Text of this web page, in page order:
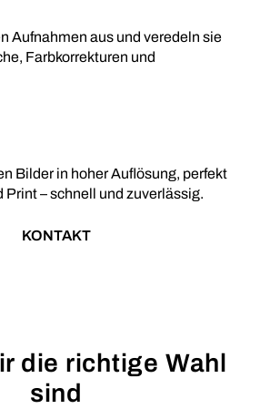
Aufnahmen aus und veredeln sie
Farbkorrekturen und
Bilder in hoher Auflösung, perfekt
Print – schnell und zuverlässig.
KONTAKT
die richtige Wahl
sind